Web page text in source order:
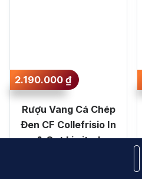
2.190.000₫
Rượu Vang Cá Chép
Đen CF Collefrisio In
& Out Limited